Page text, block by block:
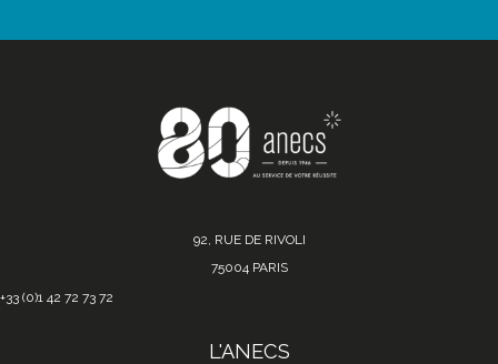
92, RUE DE RIVOLI
75004 PARIS
+33 (0)1 42 72 73 72
L'ANECS